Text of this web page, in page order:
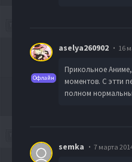
Офлайн
aselya260902 16
Прикольное
моментов. С этти
полном
semka 7 марта